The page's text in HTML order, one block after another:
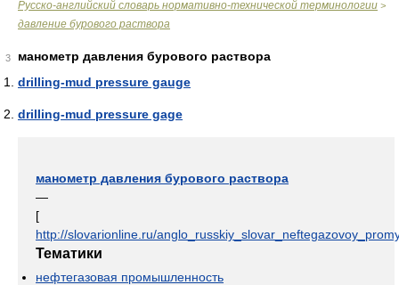
Русско-английский словарь нормативно-технической терминологии >
давление бурового раствора
3
манометр давления бурового раствора
drilling-mud pressure gauge
drilling-mud pressure gage
манометр давления бурового раствора
—
[
http://slovarionline.ru/
Тематики
нефтегазовая промышленность